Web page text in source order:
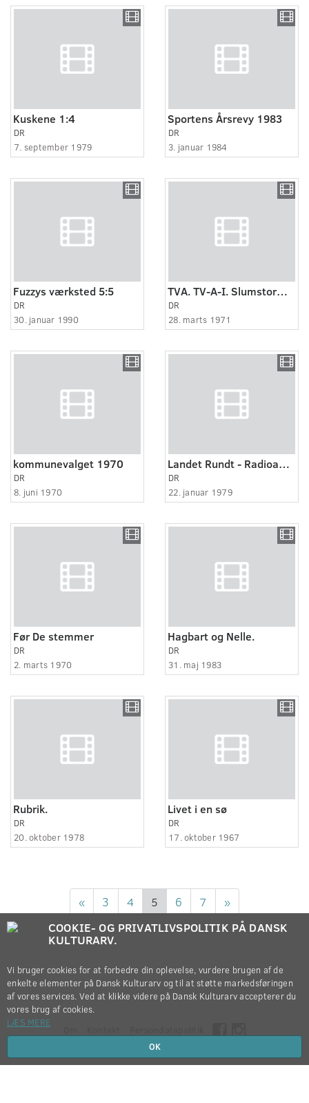
Kuskene 1:4
DR
7. september 1979
Sportens Årsrevy 1983
DR
3. januar 1984
Fuzzys værksted 5:5
DR
30. januar 1990
TVA. TV-A-I. Slumstormere
DR
28. marts 1971
kommunevalget 1970
DR
8. juni 1970
Landet Rundt - Radioamatør
DR
22. januar 1979
Før De stemmer
DR
2. marts 1970
Hagbart og Nelle.
DR
31. maj 1983
Rubrik.
DR
20. oktober 1978
Livet i en sø
DR
17. oktober 1967
« 3 4 5 6 7 »
Copyright © 2012-2026
COOKIE- OG PRIVATLIVSPOLITIK PÅ DANSK
KULTURARV.
Vi bruger cookies for at forbedre din oplevelse, vurdere brugen af de
enkelte elementer på Dansk Kulturarv og til at støtte markedsføringen
af vores services. Ved at klikke videre på Dansk Kulturarv accepterer du
vores brug af cookies.
LÆS MERE
OK